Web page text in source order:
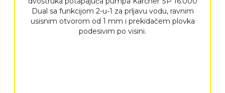
Dual sa funkcijom 2-u-1 za prljavu vodu, ravnim
usisnim otvorom od 1 mm i prekidačem plovka
podesivim po visini.